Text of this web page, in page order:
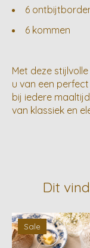
6
6 kommen
Met deze
u van een
bij iedere
van klassiek en
Dit
Items van
Sale